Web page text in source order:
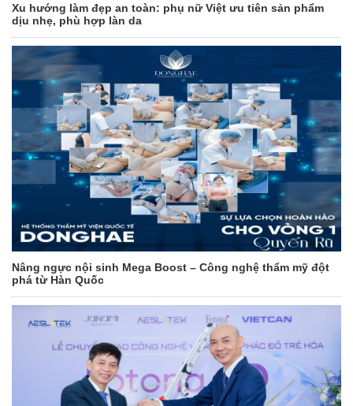
Xu hướng làm đẹp an toàn: phụ nữ Việt ưu tiên sản phẩm
dịu nhẹ, phù hợp làn da
Nâng ngực nội sinh Mega Boost – Công nghệ thẩm mỹ đột
phá từ Hàn Quốc